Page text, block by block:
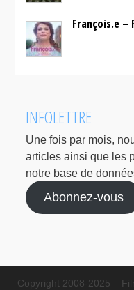
François.e –
INFOLETTRE
Une fois par mois,
articles ainsi que les
notre base de
Abonnez-vous
Copyright 2008-2025 –